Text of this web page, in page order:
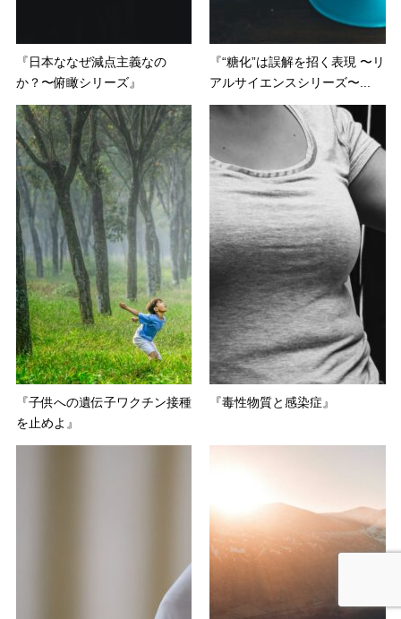
『日本ななぜ減点主義なの
か？〜俯瞰シリーズ』
『“糖化”は誤解を招く表現 〜リ
アルサイエンスシリーズ〜...
『子供への遺伝子ワクチン接種
を止めよ』
『毒性物質と感染症』